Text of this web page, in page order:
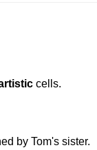
cells.
by Tom's sister.